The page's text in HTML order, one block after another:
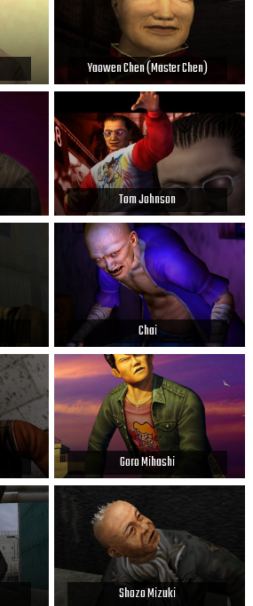
Yaowen Chen (Master Chen)
Tom Johnson
Chai
Goro Mihashi
Shozo Mizuki